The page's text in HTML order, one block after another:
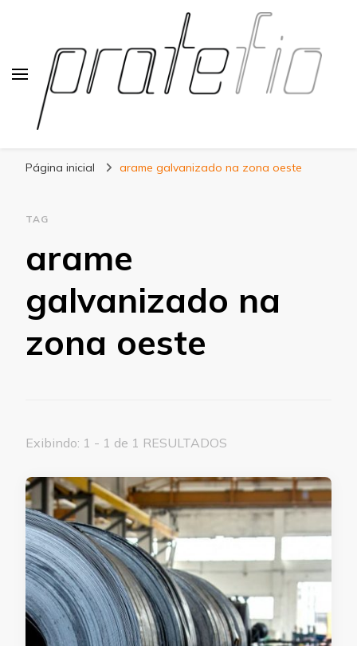
Página inicial arame galvanizado na zona oeste
TAG
arame
galvanizado na
zona oeste
Exibindo: 1 - 1 de 1 RESULTADOS